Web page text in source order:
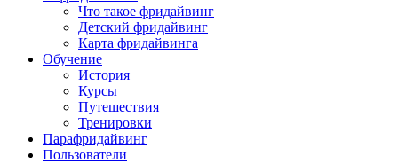
Что такое фридайвинг
Детский фридайвинг
Карта фридайвинга
Обучение
История
Курсы
Путешествия
Тренировки
Парафридайвинг
Пользователи